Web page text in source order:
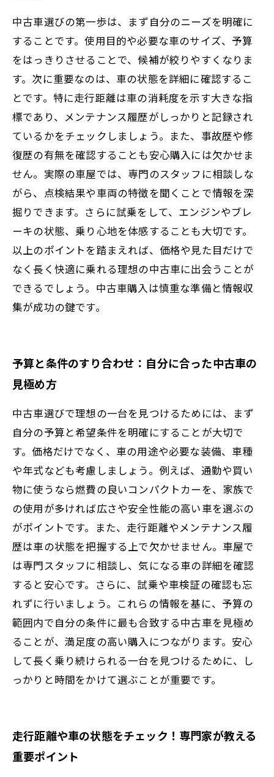
選びのまとめ
初心者でも失敗しない中古車購入のための
Q&A集
実際に理想の中古車を見つけた体験談と成功
の秘訣
中古車選びの第一歩は、まず自分のニーズを明確に
することです。使用目的や必要な車のサイズ、予算
をはっきりさせることで、候補が絞りやすくなりま
す。次に重要なのは、車の状態を詳細に確認するこ
とです。特に走行距離は車の消耗度を示す大きな指
標であり、メンテナンス履歴がしっかりと記録され
ているかをチェックしましょう。また、事故歴や修
復歴の有無を確認することも安心購入には欠かせま
せん。実際の車屋では、専門のスタッフに相談しな
がら、点検結果や車両の特徴を聞くことで情報を深
掘りできます。さらに試乗をして、エンジンやブレ
ーキの状態、乗り心地を体感することも大切です。
以上のポイントを踏まえれば、価格や見た目だけで
なく長く快適に乗れる理想の中古車に出会うことが
できるでしょう。中古車購入は慎重な準備と情報収
集が成功の鍵です。
予算と条件のすり合わせ：自分に合った中古車の
見極め方
中古車選びで理想の一台を見つけるためには、まず
自分の予算と希望条件を明確にすることが大切で
す。価格だけでなく、車の用途や必要な装備、車種
や年式なども考慮しましょう。例えば、通勤や買い
物に使うなら燃費の良いコンパクトカーを、家族で
の使用が多ければ広さや安全性能の高い車を選ぶの
がポイントです。また、走行距離やメンテナンス履
歴は車の状態を把握する上で欠かせません。車屋で
は専門スタッフに相談し、気になる車の詳細を確認
すると安心です。さらに、試乗や車検証の確認も忘
れずに行いましょう。これらの情報を基に、予算の
範囲内で自分の条件に最も合致する中古車を見極め
ることが、満足度の高い購入につながります。安心
して長く乗り続けられる一台を見つけるために、し
っかりと時間をかけて選ぶことが重要です。
走行距離や車の状態をチェック！専門家が教える
重要ポイント